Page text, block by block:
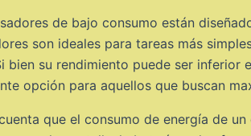
de bajo consumo están
son ideales para tareas más
bien su rendimiento puede ser
opción para aquellos que buscan
que el consumo de energía de